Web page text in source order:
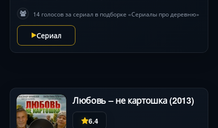
прекратить чемпионат в Антоновке.
14 голосов за сериал в подборке «Сериалы про деревню»
Сериал
Любовь – не картошка (2013)
6.4